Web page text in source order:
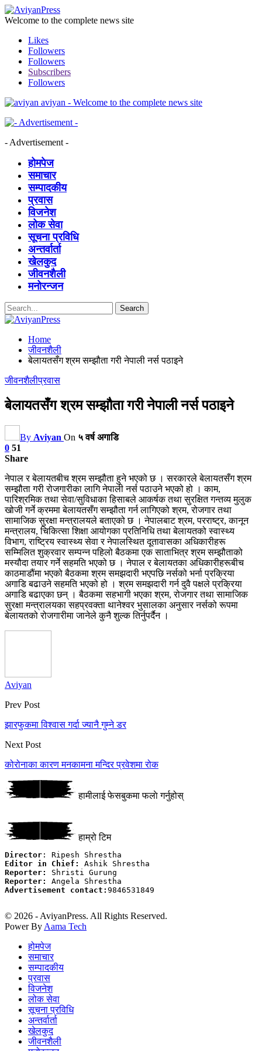
Welcome to the complete news site
Likes
Followers
Followers
Subscribers
Followers
aviyan - Welcome to the complete news site
- Advertisement -
होमपेज
समाचार
सम्पादकीय
प्रवास
विजनेश
लोक सेवा
सूचना प्रविधि
अन्तर्वार्ता
खेलकुद
जीवनशैली
मनोरन्जन
Home
जीवनशैली
बेलायतसँग श्रम सम्झौता गरी नेपाली नर्स पठाइने
जीवनशैलीप्रवास
बेलायतसँग श्रम सम्झौता गरी नेपाली नर्स पठाइने
By Aviyan On ५ वर्ष अगाडि
0 51
Share
नेपाल र बेलायतबीच श्रम सम्झौता हुने भएको छ । सरकारले बेलायतसँग श्रम
सम्झौता गरी रोजगारीका लागि नेपाली नर्स पठाउने भएको हो । काम,
पारिश्रमिक तथा सेवा/सुविधाका हिसाबले आकर्षक तथा सुरक्षित गन्तव्य मुलुक
खोजी गर्ने क्रममा बेलायतसँग सम्झौता गर्न लागिएको श्रम, रोजगार तथा
सामाजिक सुरक्षा मन्त्रालयले बताएको छ । नेपालबाट श्रम, परराष्ट्र, कानून
मन्त्रालय, चिकित्सा शिक्षा आयोगका प्रतिनिधि तथा बेलायतको स्वास्थ्य
विभाग, राष्ट्रिय स्वास्थ्य सेवा र नेपालस्थित दूतावासका अधिकारीहरू
सम्मिलित शुक्रवार सम्पन्न पहिलो बैठकमा एक साताभित्र श्रम सम्झौताको
मस्यौदा तयार गर्ने सहमति भएको छ । नेपाल र बेलायतका अधिकारीहरूबीच
काठमाडौंमा भएको बैठकमा श्रम समझदारी भएपछि नर्सको भर्ना प्रक्रिया
अगाडि बढाउने सहमति भएको हो । श्रम समझदारी गर्न दुवै पक्षले प्रक्रिया
अगाडि बढाएका छन् । बैठकमा सहभागी भएका श्रम, रोजगार तथा सामाजिक
सुरक्षा मन्त्रालयका सहप्रवक्ता थानेश्वर भुसालका अनुसार नर्सको रूपमा
बेलायतको रोजगारीमा जानेले कुनै शुल्क तिर्नुपर्दैन ।
Aviyan
Prev Post
झारफुकमा विश्वास गर्दा ज्यानै गुम्ने डर
Next Post
कोरोनाका कारण मनकामना मन्दिर प्रवेशमा रोक
हामीलाई फेसबुकमा फलाे गर्नुहोस्
हाम्रो टिम
Director
Editor in Chief:
Reporter:
Reporter:
Advertisement contact: 9846531849
© 2026 - AviyanPress. All Rights Reserved.
Power By Aama Tech
होमपेज
समाचार
सम्पादकीय
प्रवास
विजनेश
लोक सेवा
सूचना प्रविधि
अन्तर्वार्ता
खेलकुद
जीवनशैली